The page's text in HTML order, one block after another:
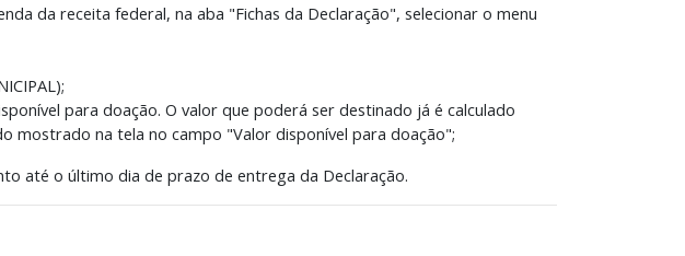
da receita federal, na aba "Fichas da Declaração", selecionar o menu
para doação. O valor que poderá ser destinado já é calculado
mostrado na tela no campo "Valor disponível para doação";
até o último dia de prazo de entrega da Declaração.